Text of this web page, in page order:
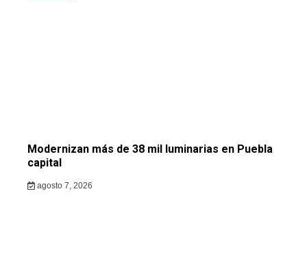
Modernizan más de 38 mil luminarias en Puebla
capital
agosto 7, 2026